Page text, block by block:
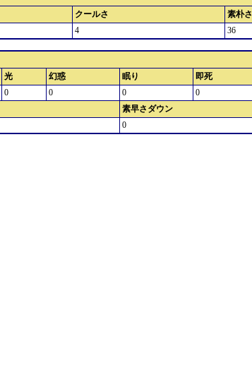
クールさ 素朴さ
4 36
光 幻惑 眠り 即死
0 0 0 0
素早さダウン
0